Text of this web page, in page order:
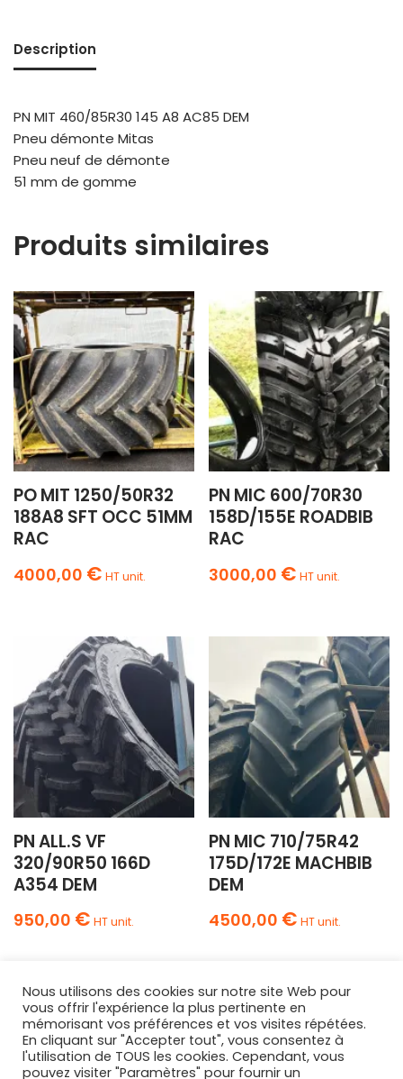
Description
PN MIT 460/85R30 145 A8 AC85 DEM
Pneu démonte Mitas
Pneu neuf de démonte
51 mm de gomme
Produits similaires
PO MIT 1250/50R32
188A8 SFT OCC 51MM
RAC
4000,00 € HT unit.
PN MIC 600/70R30
158D/155E ROADBIB
RAC
3000,00 € HT unit.
PN ALL.S VF
320/90R50 166D
A354 DEM
950,00 € HT unit.
PN MIC 710/75R42
175D/172E MACHBIB
DEM
4500,00 € HT unit.
AGRIPNEUS
Nous utilisons des cookies sur notre site Web pour
vous offrir l'expérience la plus pertinente en
mémorisant vos préférences et vos visites répétées.
En cliquant sur "Accepter tout", vous consentez à
l'utilisation de TOUS les cookies. Cependant, vous
pouvez visiter "Paramètres" pour fournir un